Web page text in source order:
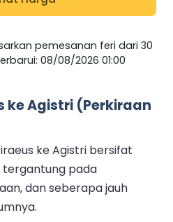
pemesanan feri dari 30
08/08/2026 01:00
ke Agistri (Perkiraan
ke Agistri bersifat
tergantung pada
dan seberapa jauh